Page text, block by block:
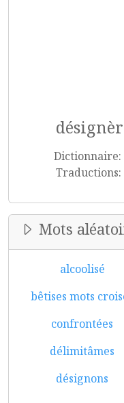
Dictionnaire:
Traductions:
Mots
alcoolisé
bêtises mots
confrontées
délimitâmes
désignons